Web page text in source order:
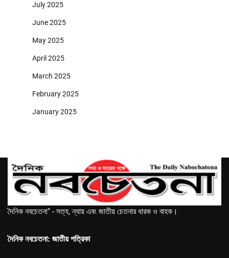
July 2025
June 2025
May 2025
April 2025
March 2025
February 2025
January 2025
দৈনিক নবচেতনা" - সত্য, ন্যায় এবং জাতীয় চেতনার ধারক ও বাহক।
দৈনিক নবচেতনা: জাতীয় পত্রিকা